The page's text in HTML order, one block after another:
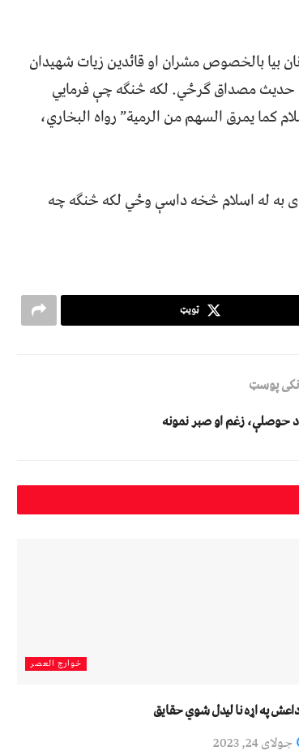
بیا بالخصوص مشران او قائدین زیات شهیدان
حدیث مصداق ګرځي. لکه څنګه چې فرمایي
كما يمرق السهم من الرمية” رواه البخاري،
به له اسلام څخه داسې وځي لکه څنګه چه
ټویټ
پوسټ
د حوصلې، زغم او صبر نمونه
خوارج العصر
په اړه نا لیدل شوي حقايق
جولای 24, 2023